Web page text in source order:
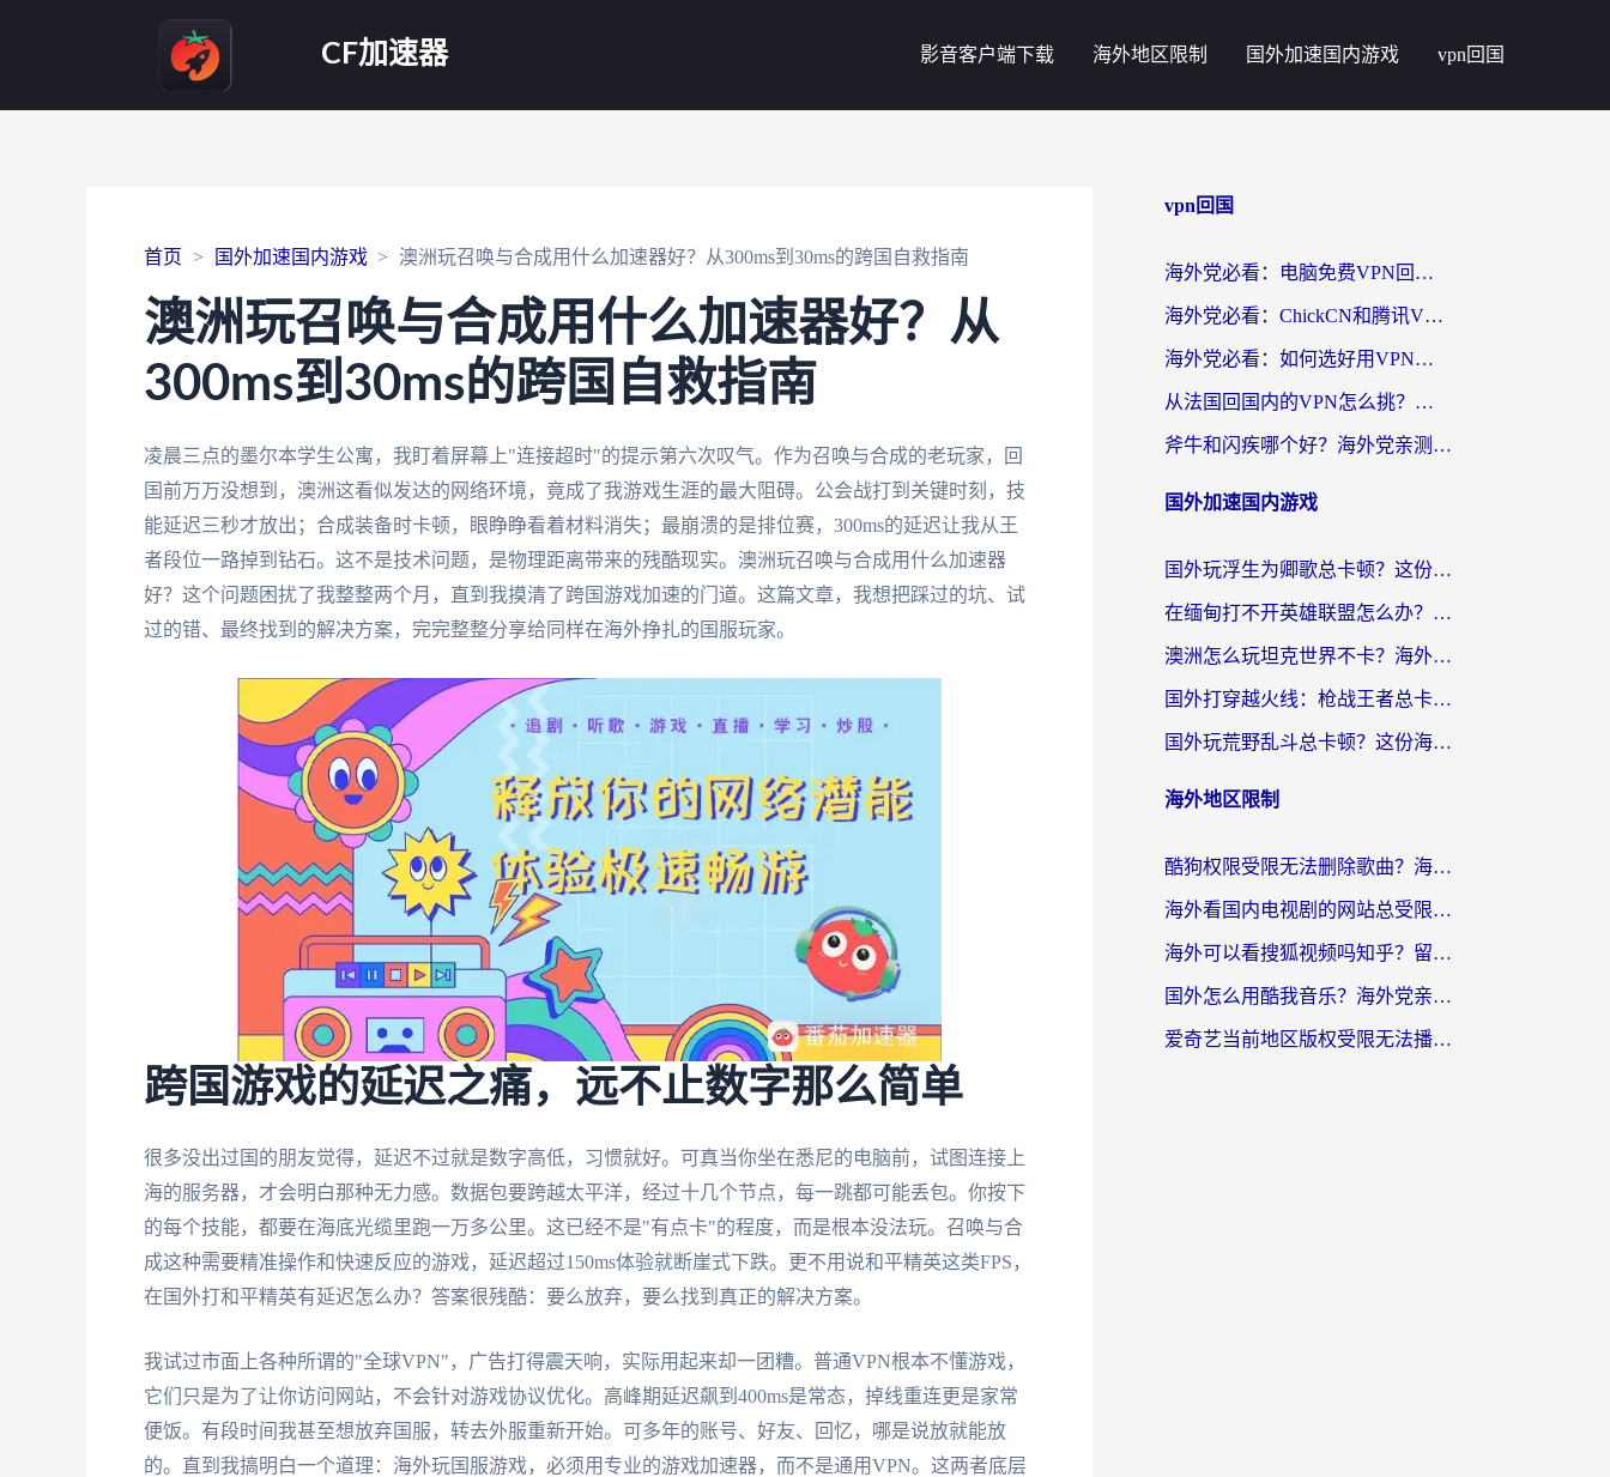
CF加速器 影音客户端下载 海外地区限制 国外加速国内游戏 vpn回国
首页 国外加速国内游戏 澳洲玩召唤与合成用什么加速器好？从300ms到30ms的跨国自救指南
澳洲玩召唤与合成用什么加速器好？从
300ms到30ms的跨国自救指南
凌晨三点的墨尔本学生公寓，我盯着屏幕上"连接超时"的提示第六次叹气。作为召唤与合成的老玩家，回
国前万万没想到，澳洲这看似发达的网络环境，竟成了我游戏生涯的最大阻碍。公会战打到关键时刻，技
能延迟三秒才放出；合成装备时卡顿，眼睁睁看着材料消失；最崩溃的是排位赛，300ms的延迟让我从王
者段位一路掉到钻石。这不是技术问题，是物理距离带来的残酷现实。澳洲玩召唤与合成用什么加速器
好？这个问题困扰了我整整两个月，直到我摸清了跨国游戏加速的门道。这篇文章，我想把踩过的坑、试
过的错、最终找到的解决方案，完完整整分享给同样在海外挣扎的国服玩家。
跨国游戏的延迟之痛，远不止数字那么简单
很多没出过国的朋友觉得，延迟不过就是数字高低，习惯就好。可真当你坐在悉尼的电脑前，试图连接上
海的服务器，才会明白那种无力感。数据包要跨越太平洋，经过十几个节点，每一跳都可能丢包。你按下
的每个技能，都要在海底光缆里跑一万多公里。这已经不是"有点卡"的程度，而是根本没法玩。召唤与合
成这种需要精准操作和快速反应的游戏，延迟超过150ms体验就断崖式下跌。更不用说和平精英这类FPS，
在国外打和平精英有延迟怎么办？答案很残酷：要么放弃，要么找到真正的解决方案。
我试过市面上各种所谓的"全球VPN"，广告打得震天响，实际用起来却一团糟。普通VPN根本不懂游戏，
它们只是为了让你访问网站，不会针对游戏协议优化。高峰期延迟飙到400ms是常态，掉线重连更是家常
便饭。有段时间我甚至想放弃国服，转去外服重新开始。可多年的账号、好友、回忆，哪是说放就能放
的。直到我搞明白一个道理：海外玩国服游戏，必须用专业的游戏加速器，而不是通用VPN。这两者底层
vpn回国
海外党必看：电脑免费VPN回国真的靠谱吗？附实测对比与最优方案指南
海外党必看：ChickCN和腾讯VPN好用吗？3招选对回国加速器，告别地区限制
海外党必看：如何选好用VPN实现国内资源无缝访问？从越南到全球都适用
从法国回国内的VPN怎么挑？海外党亲测：稳定、多端、安全才是关键
斧牛和闪疾哪个好？海外党亲测3款回国加速器，教你选到不踩坑的那一款
国外加速国内游戏
国外玩浮生为卿歌总卡顿？这份加速器选择指南帮你找回丝滑体验
在缅甸打不开英雄联盟怎么办？海外党亲测有效的国服游戏加速指南
澳洲怎么玩坦克世界不卡？海外党国服游戏加速终极指南（附逆战奇妙碰碰车解决方案）
国外打穿越火线：枪战王者总卡顿？这篇加速器推荐下载指南帮你解决延迟难题
国外玩荒野乱斗总卡顿？这份海外党专属的国服游戏加速攻略请收好
海外地区限制
酷狗权限受限无法删除歌曲？海外党听国内音乐的终极解决方案来了
海外看国内电视剧的网站总受限？教你选对回国加速器，轻松追热剧
海外可以看搜狐视频吗知乎？留学生亲测有效的回国加速器选择指南
国外怎么用酷我音乐？海外党亲测有效的回国加速方案，附千千音乐中文歌收听指南
爱奇艺当前地区版权受限无法播放？海外党追剧看电影的终极解决方案来了